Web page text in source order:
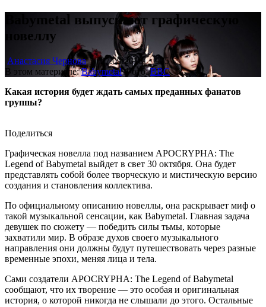
Babymetal выпускают графическую
новеллу
Анастасия Чернова 27.09.2018
975
В этом материале:Babymetal Фото:BBC
Какая история будет ждать самых преданных фанатов
группы?
Поделиться
Графическая новелла под названием APOCRYPHA: The
Legend of Babymetal выйдет в свет 30 октября. Она будет
представлять собой более творческую и мистическую версию
создания и становления коллектива.
По официальному описанию новеллы, она раскрывает миф о
такой музыкальной сенсации, как Babymetal. Главная задача
девушек по сюжету — победить силы тьмы, которые
захватили мир. В образе духов своего музыкального
направления они должны будут путешествовать через разные
временные эпохи, меняя лица и тела.
Сами создатели APOCRYPHA: The Legend of Babymetal
сообщают, что их творение — это особая и оригинальная
история, о которой никогда не слышали до этого. Остальные